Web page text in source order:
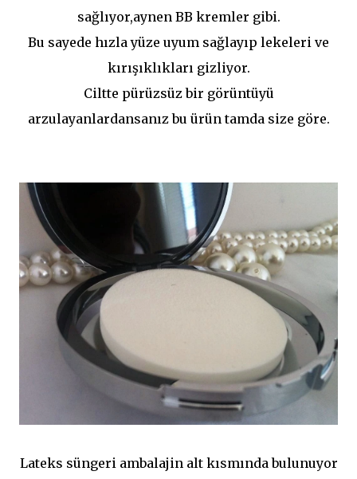
sağlıyor,aynen BB kremler gibi.
Bu sayede hızla yüze uyum sağlayıp lekeleri ve
kırışıklıkları gizliyor.
Ciltte pürüzsüz bir görüntüyü
arzulayanlardansanız bu ürün tamda size göre.
Lateks süngeri ambalajin alt kısmında bulunuyor